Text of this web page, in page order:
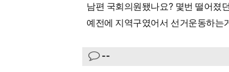
남편 국회의원됐나요? 몇번 떨어졌
예전에 지역구였어서 선거운동하는
--